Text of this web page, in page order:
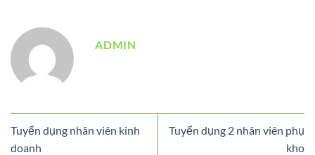
ADMIN
Tuyển dụng nhân viên kinh
doanh
Tuyển dụng 2 nhân viên phụ
kho